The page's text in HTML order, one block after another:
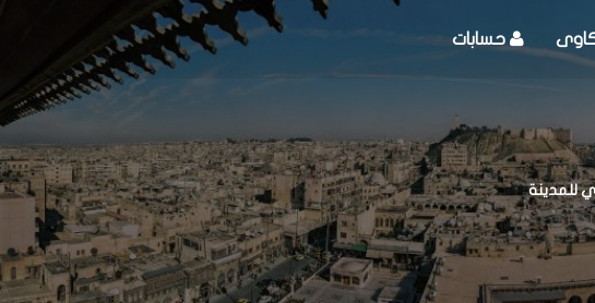
حسابات
للمدينة